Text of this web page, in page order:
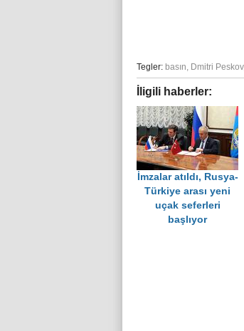
Tegler: basın, Dmitri Peskov
İligili haberler:
İmzalar atıldı, Rusya-
Türkiye arası yeni
uçak seferleri
başlıyor